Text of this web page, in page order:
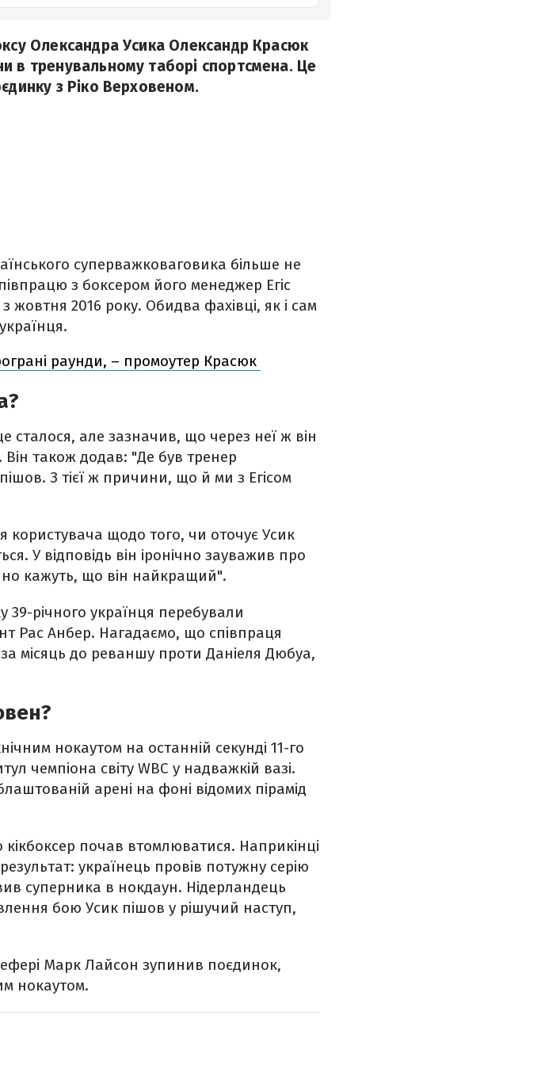
Олександра Усика Олександр Красюк
в тренувальному таборі спортсмена. Це
з Ріко Верховеном.
суперважковаговика більше не
з боксером його менеджер Егіс
2016 року. Обидва фахівці, як і сам
раунди, – промоутер Красюк
сталося, але зазначив, що через неї ж він
також додав: "Де був тренер
З тієї ж причини, що й ми з Егісом
користувача щодо того, чи оточує Усик
У відповідь він іронічно зауважив про
кажуть, що він найкращий".
39-річного українця перебували
Рас Анбер. Нагадаємо, що співпраця
місяць до реваншу проти Даніеля Дюбуа,
нокаутом на останній секунді 11-го
чемпіона світу WBC у надважкій вазі.
арені на фоні відомих пірамід
почав втомлюватися. Наприкінці
українець провів потужну серію
суперника в нокдаун. Нідерландець
бою Усик пішов у рішучий наступ,
Марк Лайсон зупинив поєдинок,
нокаутом.